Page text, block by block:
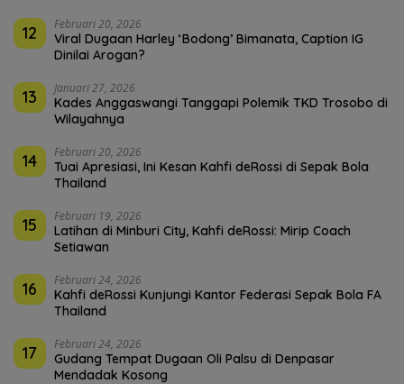
12 Februari 20, 2026
Viral Dugaan Harley ‘Bodong’ Bimanata, Caption IG
Dinilai Arogan?
13 Januari 27, 2026
Kades Anggaswangi Tanggapi Polemik TKD Trosobo di
Wilayahnya
14 Februari 20, 2026
Tuai Apresiasi, Ini Kesan Kahfi deRossi di Sepak Bola
Thailand
15 Februari 19, 2026
Latihan di Minburi City, Kahfi deRossi: Mirip Coach
Setiawan
16 Februari 24, 2026
Kahfi deRossi Kunjungi Kantor Federasi Sepak Bola FA
Thailand
17 Februari 24, 2026
Gudang Tempat Dugaan Oli Palsu di Denpasar
Mendadak Kosong